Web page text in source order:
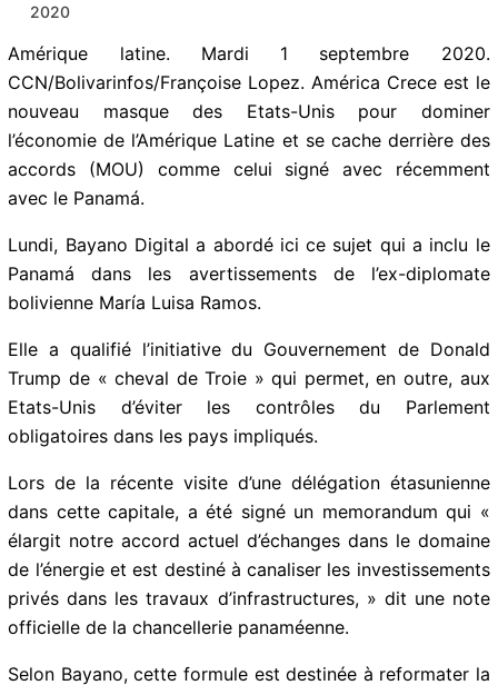
septembre 2020
Amérique latine. Mardi 1 septembre 2020.
CCN/Bolivarinfos/Françoise Lopez. América Crece est
le nouveau masque des Etats-Unis pour dominer
l’économie de l’Amérique Latine et se cache derrière
des accords (MOU) comme celui signé avec
récemment avec le Panamá.
Lundi, Bayano Digital a abordé ici ce sujet qui a inclu
le Panamá dans les avertissements de l’ex-diplomate
bolivienne María Luisa Ramos.
Elle a qualifié l’initiative du Gouvernement de Donald
Trump de « cheval de Troie » qui permet, en outre, aux
Etats-Unis d’éviter les contrôles du Parlement
obligatoires dans les pays impliqués.
Lors de la récente visite d’une délégation étasunienne
dans cette capitale, a été signé un memorandum qui «
élargit notre accord actuel d’échanges dans le
domaine de l’énergie et est destiné à canaliser les
investissements privés dans les travaux
d’infrastructures, » dit une note officielle de la